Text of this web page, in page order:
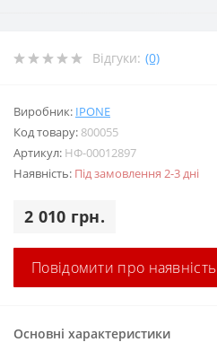
Відгуки: (0)
Виробник: IPONE
Код товару: 800055
Артикул: НФ-00012897
Наявність: Під замовлення 2-3 дні
2 010 грн.
Повідомити про наявність
Основні характеристики